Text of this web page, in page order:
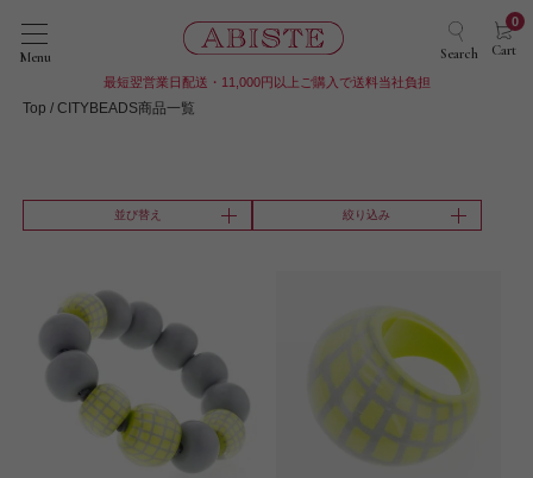
Menu Search Cart
0
最短翌営業日配送・11,000円以上ご購入で送料当社負担
Top CITYBEADS商品一覧
並び替え 絞り込み